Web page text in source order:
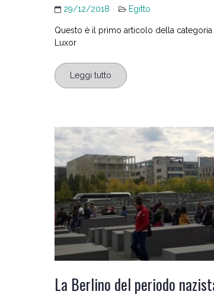
29/12/2018 Egitto
Questo è il primo articolo della categoria
Luxor
Leggi tutto
La Berlino del periodo